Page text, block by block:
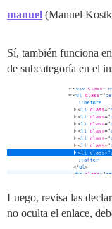
manuel (Manuel
Sí, también funciona
de subcategoría en el
Luego, revisa las
no oculta el enlace,